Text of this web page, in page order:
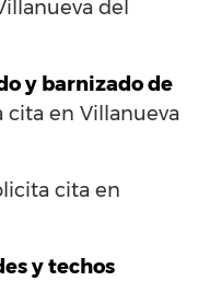
del
y barnizado de
cita en Villanueva
cita en
y techos